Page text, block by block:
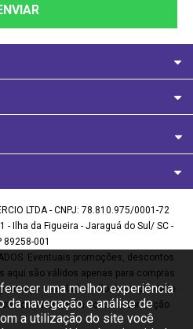
LTDA - CNPJ: 78.810.975/0001-72
- Ilha da Figueira - Jaraguá do Sul/ SC -
89258-001
Eventuais promoções, descontos
aqui são válidos apenas para compras
aqui veiculados são de propriedade
ou parcial sem nossa autorização
uma melhor experiência
da navegação e análise de
a utilização do site você